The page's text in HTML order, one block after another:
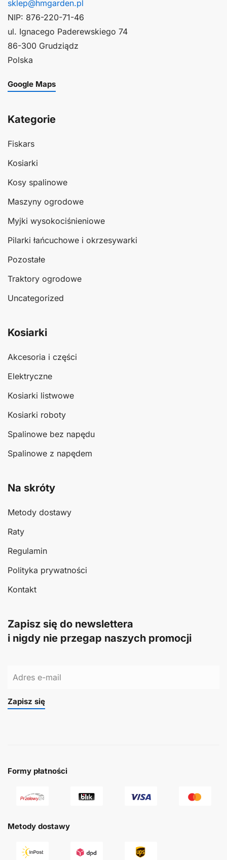
sklep@hmgarden.pl
NIP: 876-220-71-46
ul. Ignacego Paderewskiego 74
86-300 Grudziądz
Polska
Google Maps
Kategorie
Fiskars
Kosiarki
Kosy spalinowe
Maszyny ogrodowe
Myjki wysokociśnieniowe
Pilarki łańcuchowe i okrzesywarki
Pozostałe
Traktory ogrodowe
Uncategorized
Kosiarki
Akcesoria i części
Elektryczne
Kosiarki listwowe
Kosiarki roboty
Spalinowe bez napędu
Spalinowe z napędem
Na skróty
Metody dostawy
Raty
Regulamin
Polityka prywatności
Kontakt
Zapisz się do newslettera
i nigdy nie przegap naszych promocji
Zapisz się
Formy płatności
Metody dostawy